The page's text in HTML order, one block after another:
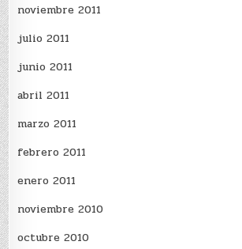
noviembre 2011
julio 2011
junio 2011
abril 2011
marzo 2011
febrero 2011
enero 2011
noviembre 2010
octubre 2010